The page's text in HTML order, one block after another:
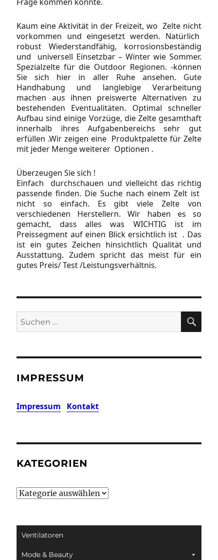
Kaum eine Aktivität in der Freizeit, wo Zelte nicht
vorkommen und eingesetzt werden. Natürlich
robust Wiederstandfähig, korrosionsbeständig
und universell Einsetzbar – Winter wie Sommer.
Spezialzelte für die Outdoor Regionen. -können
Sie sich hier in aller Ruhe ansehen. Gute
Handhabung und langlebige Verarbeitung
machen aus ihnen preiswerte Alternativen zu
bestehenden Eventualitäten. Optimal schneller
Aufbau sind einige Vorzüge, die Zelte gesamthaft
innerhalb ihres Aufgabenbereichs sehr gut
erfüllen .Wir zeigen eine Produktpalette für Zelte
mit jeder Menge weiterer Optionen .
Überzeugen Sie sich !
Einfach durchschauen und vielleicht das richtig
passende finden. Die Suche nach einem Zelt ist
nicht so einfach. Es gibt viele Zelte von
verschiedenen Herstellern. Wir haben es so
gemacht, dass alles was WICHTIG ist im
Preissegment auf einen Blick ersichtlich ist . Das
ist ein gutes Zeichen hinsichtlich Qualität und
Ausstattung. Zudem spricht das meist für ein
gutes Preis/ Test /Leistungsverhältnis.
Suchen
nach:
IMPRESSUM
Impressum Kontakt
KATEGORIEN
Kategorien
Ventilatoren
Mode & Beauty